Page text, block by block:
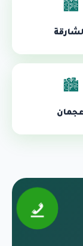
🏙️
🏙️
عجمان